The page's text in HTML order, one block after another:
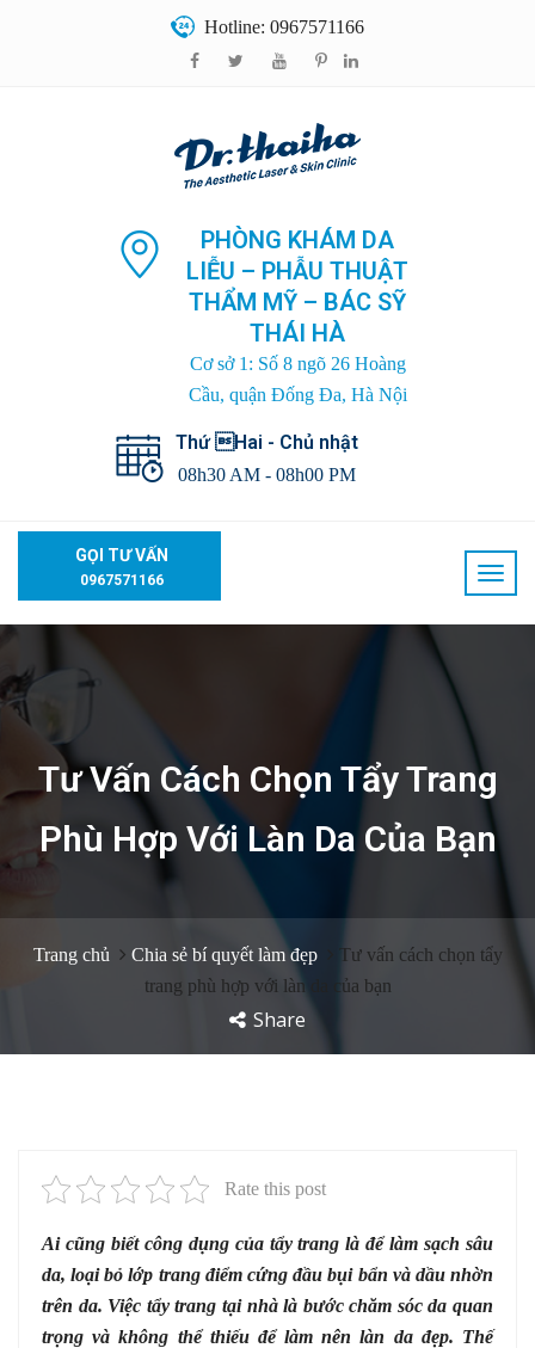
Hotline: 0967571166
PHÒNG KHÁM DA
LIỄU – PHẪU THUẬT
THẨM MỸ – BÁC SỸ
THÁI HÀ
Cơ sở 1: Số 8 ngõ 26 Hoàng
Cầu, quận Đống Đa, Hà Nội
Thứ Hai - Chủ nhật
08h30 AM - 08h00 PM
GỌI TƯ VẤN
0967571166
Tư Vấn Cách Chọn Tẩy Trang
Phù Hợp Với Làn Da Của Bạn
Trang chủ Chia sẻ bí quyết làm đẹp
Tư vấn cách chọn tẩy
trang phù hợp với làn da của bạn
Share
Rate this post
Ai cũng biết công dụng của tẩy trang là để làm sạch sâu
da, loại bỏ lớp trang điểm cứng đầu bụi bẩn và dầu nhờn
trên da. Việc tẩy trang tại nhà là bước chăm sóc da quan
trọng và không thể thiếu để làm nên làn da đẹp. Thế